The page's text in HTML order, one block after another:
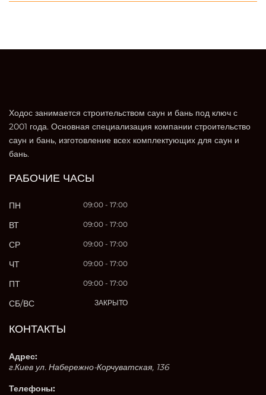
Ходос занимается строительством саун и бань под ключ с
2001 года. Основная специализация компании строительство
саун и бань, изготовление всех комплектующих для саун и
бань.
РАБОЧИЕ ЧАСЫ
ПН 09:00 - 17:00
ВТ 09:00 - 17:00
СР 09:00 - 17:00
ЧТ 09:00 - 17:00
ПТ 09:00 - 17:00
СБ/ВС ЗАКРЫТО
КОНТАКТЫ
Адрес:
г.Киев ул. Набережно-Корчуватская, 136
Телефоны: